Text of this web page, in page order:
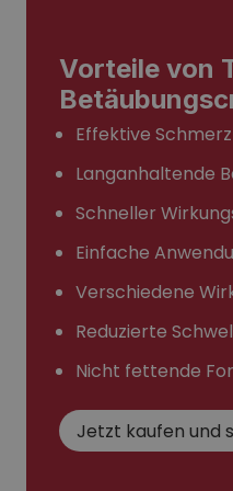
Vorteile von
Effektive
Langanhaltende
Schneller
Einfache
Verschiedene
Reduzierte
Nicht fettende
Jetzt kaufen und